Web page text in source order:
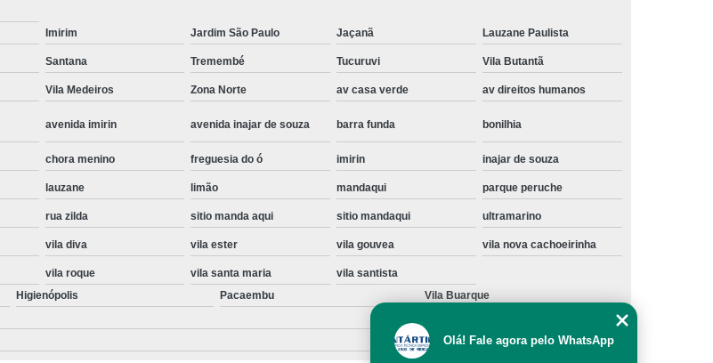
Instalação Maquina de Lavar Samsung
Instalação Maquina Lavar e Seca
Instalação para Maquina de Lavar Roupa
Instalar Maquina de Lavar Samsung
Instalar Maquina Lavar Roupa
Maquina de Lavar Roupa Instalação
Instalação de Lava e Seca Samsung
Instalação de Maquina Lava e Seca
Instalação Lava e Seca
Instalação Lava e Seca Samsung
Instalação Lava Seca
Instalação Maquina Lava e Seca
Instalação Maquina Lava e Seca Samsung
Instalação Samsung Lava e Seca
Lava e Seca Instalação
Lava e Seca Samsung Instalação
Samsung Instalação Lava e Seca
Manutenção de Fogão a Gas
Manutenção de Fogão Electrolux
Manutenção em Fogão
Imirim Jardim São Paulo Jaçanã Lauzane Paulista
Santana Tremembé Tucuruvi Vila Butantã
Vila Medeiros Zona Norte av casa verde av direitos humanos
avenida imirin avenida inajar de souza barra funda bonilhia
chora menino freguesia do ó imirin inajar de souza
lauzane limão mandaqui parque peruche
rua zilda sitio manda aqui sitio mandaqui ultramarino
vila diva vila ester vila gouvea vila nova cachoeirinha
vila roque vila santa maria
vila santista
Higienópolis Pacaembu
Vila Buarque
Olá! Fale agora pelo WhatsApp